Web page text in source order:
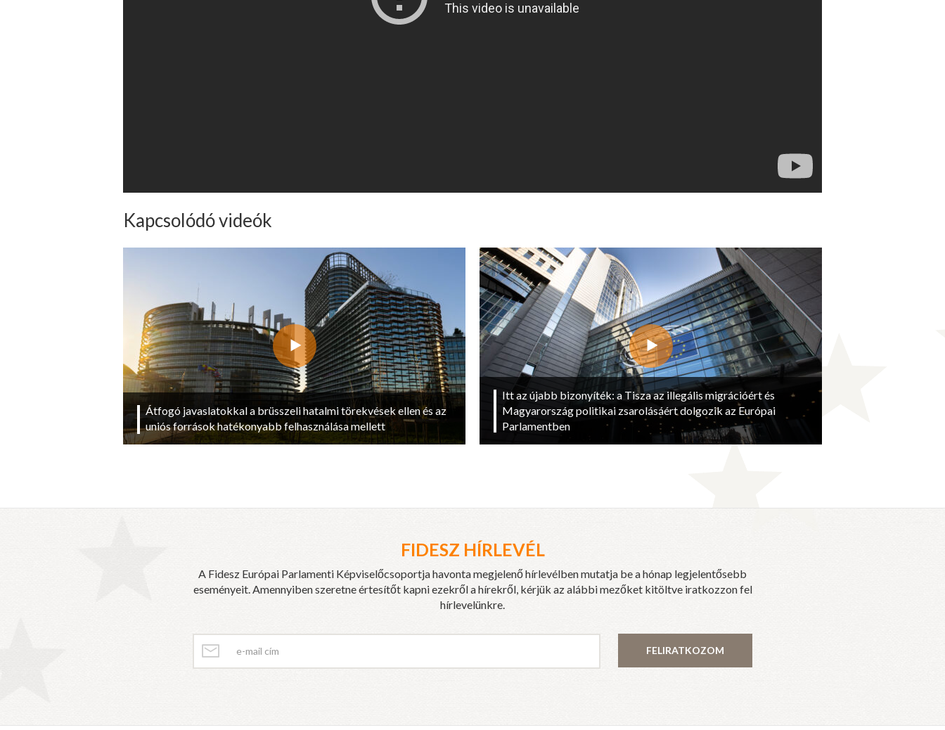
Kapcsolódó videók
Átfogó javaslatokkal a brüsszeli hatalmi törekvések ellen és az
uniós források hatékonyabb felhasználása mellett
Itt az újabb bizonyíték: a Tisza az illegális migrációért és
Magyarország politikai zsarolásáért dolgozik az Európai
Parlamentben
FIDESZ HÍRLEVÉL
A Fidesz Európai Parlamenti Képviselőcsoportja havonta megjelenő hírlevélben mutatja be a hónap legjelentősebb
eseményeit. Amennyiben szeretne értesítőt kapni ezekről a hírekről, kérjük az alábbi mezőket kitöltve iratkozzon fel
hírlevelünkre.
FELIRATKOZOM